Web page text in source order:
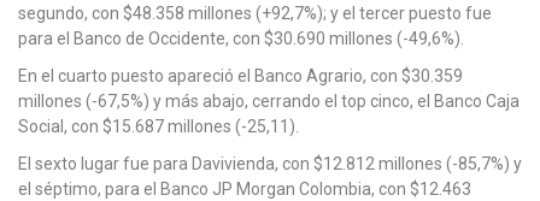
segundo, con $48.358 millones (+92,7%); y el tercer puesto fue
para el Banco de Occidente, con $30.690 millones (-49,6%).
En el cuarto puesto apareció el Banco Agrario, con $30.359
millones (-67,5%) y más abajo, cerrando el top cinco, el Banco Caja
Social, con $15.687 millones (-25,11).
El sexto lugar fue para Davivienda, con $12.812 millones (-85,7%) y
el séptimo, para el Banco JP Morgan Colombia, con $12.463